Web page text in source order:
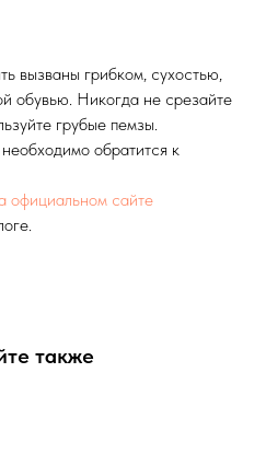
вызваны грибком, сухостью,
обувью. Никогда не срезайте
грубые пемзы.
обратится к
официальном сайте
также